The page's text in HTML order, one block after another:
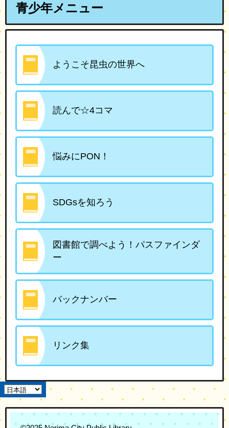
青少年メニュー
ようこそ昆虫の世界へ
読んで☆4コマ
悩みにPON！
SDGsを知ろう
図書館で調べよう！パスファインダ
ー
バックナンバー
リンク集